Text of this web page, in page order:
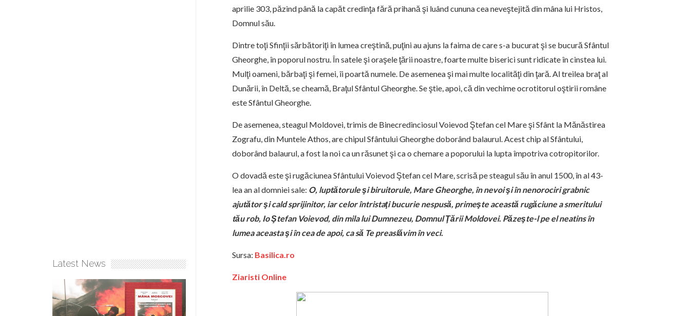
aprilie 303, păzind până la capăt credinţa fără prihană şi luând cununa cea neveştejită din mâna lui Hristos,
Domnul său.
Dintre toţi Sfinţii sărbătoriţi în lumea creştină, puţini au ajuns la faima de care s-a bucurat şi se bucură Sfântul
Gheorghe, în poporul nostru. În satele şi oraşele ţării noastre, foarte multe biserici sunt ridicate în cinstea lui.
Mulţi oameni, bărbaţi şi femei, îi poartă numele. De asemenea şi mai multe localităţi din ţară. Al treilea braţ al
Dunării, în Deltă, se cheamă, Braţul Sfântul Gheorghe. Se ştie, apoi, că din vechime ocrotitorul oştirii române
este Sfântul Gheorghe.
De asemenea, steagul Moldovei, trimis de Binecredinciosul Voievod Ştefan cel Mare şi Sfânt la Mănăstirea
Zografu, din Muntele Athos, are chipul Sfântului Gheorghe doborând balaurul. Acest chip al Sfântului,
doborând balaurul, a fost la noi ca un răsunet şi ca o chemare a poporului la lupta împotriva cotropitorilor.
O dovadă este şi rugăciunea Sfântului Voievod Ştefan cel Mare, scrisă pe steagul său în anul 1500, în al 43-
lea an al domniei sale: O, luptătorule şi biruitorule, Mare Gheorghe, în nevoi şi în nenorociri grabnic
ajutător şi cald sprijinitor, iar celor întristaţi bucurie nespusă, primeşte această rugăciune a smeritului
tău rob, Io Ştefan Voievod, din mila lui Dumnezeu, Domnul Ţării Moldovei. Păzeşte-l pe el neatins în
lumea aceasta şi în cea de apoi, ca să Te preaslăvim în veci.
Sursa: Basilica.ro
Ziaristi Online
Latest News